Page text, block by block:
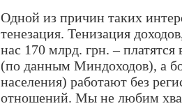
Одной из причин таких
тенезация. Тенизация
нас 170 млрд. грн. –
(по данным Миндоходов), а
населения) работают без
отношений. Мы не любим